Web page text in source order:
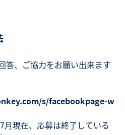
答、ご協力をお願い出来ます
s/facebookpage-w
現在、応募は終了している